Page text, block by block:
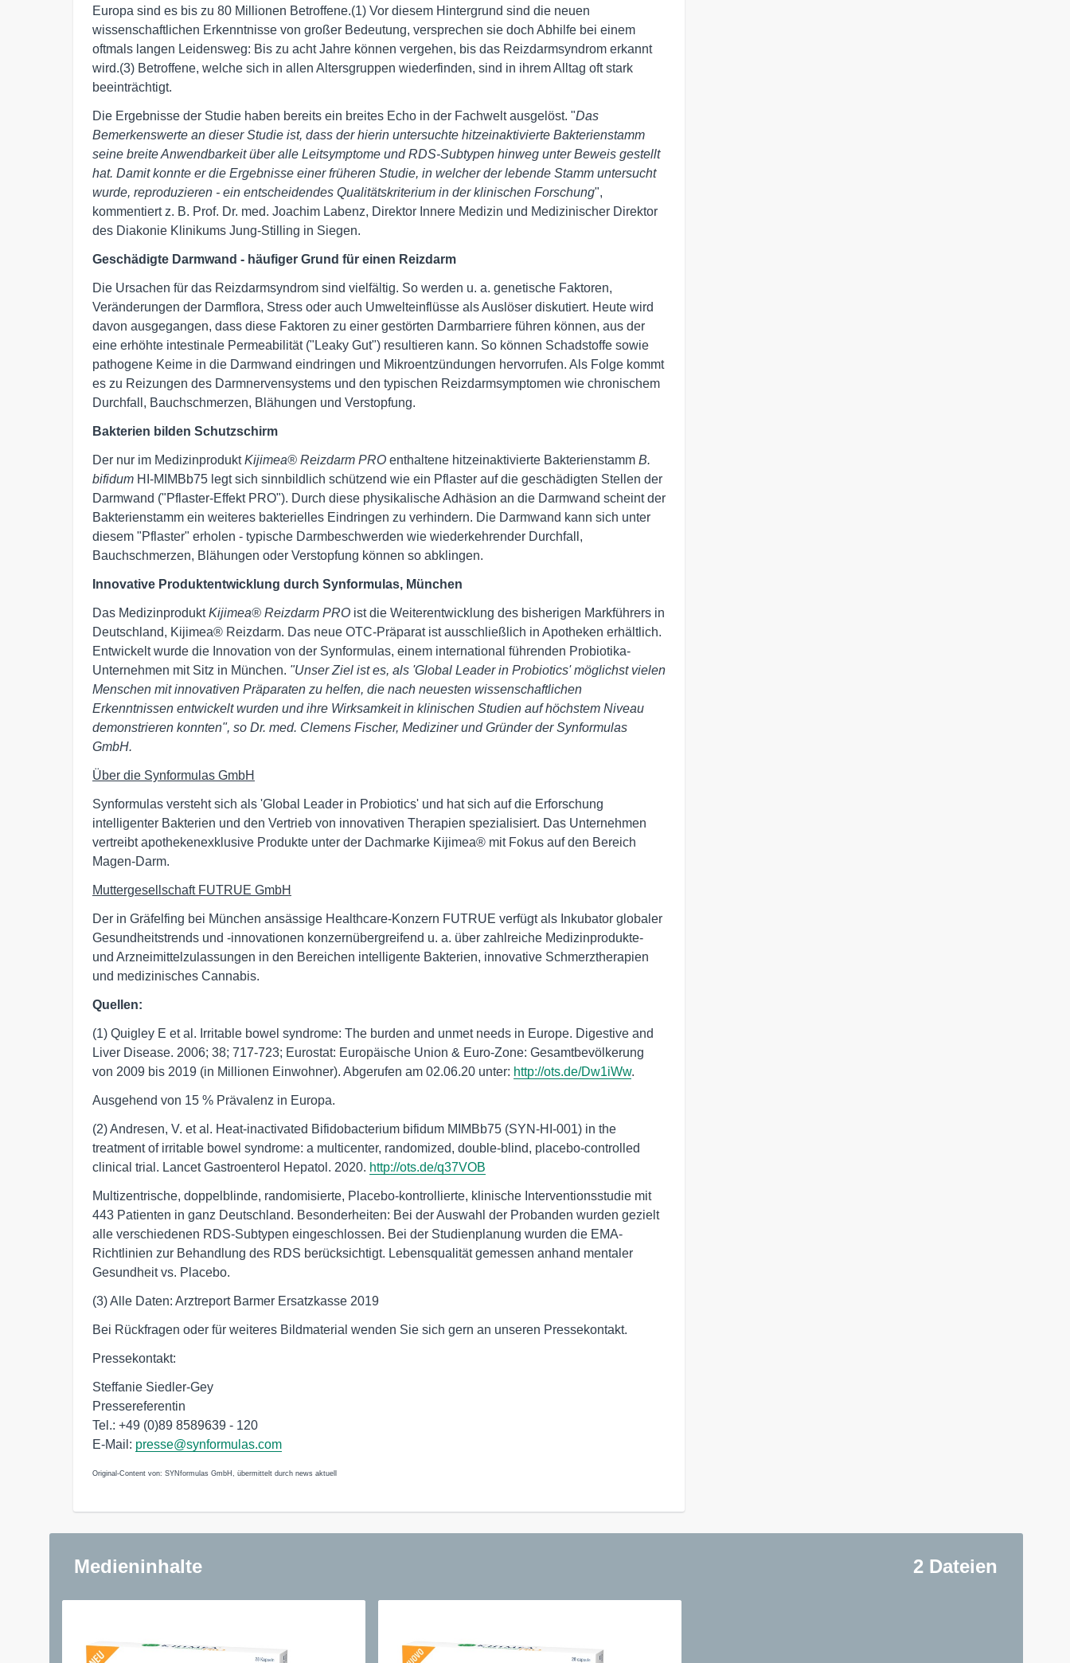
Europa sind es bis zu 80 Millionen Betroffene.(1) Vor diesem Hintergrund sind die neuen
wissenschaftlichen Erkenntnisse von großer Bedeutung, versprechen sie doch Abhilfe bei einem
oftmals langen Leidensweg: Bis zu acht Jahre können vergehen, bis das Reizdarmsyndrom erkannt
wird.(3) Betroffene, welche sich in allen Altersgruppen wiederfinden, sind in ihrem Alltag oft stark
beeinträchtigt.
Die Ergebnisse der Studie haben bereits ein breites Echo in der Fachwelt ausgelöst. "Das
Bemerkenswerte an dieser Studie ist, dass der hierin untersuchte hitzeinaktivierte Bakterienstamm
seine breite Anwendbarkeit über alle Leitsymptome und RDS-Subtypen hinweg unter Beweis gestellt
hat. Damit konnte er die Ergebnisse einer früheren Studie, in welcher der lebende Stamm untersucht
wurde, reproduzieren - ein entscheidendes Qualitätskriterium in der klinischen Forschung",
kommentiert z. B. Prof. Dr. med. Joachim Labenz, Direktor Innere Medizin und Medizinischer Direktor
des Diakonie Klinikums Jung-Stilling in Siegen.
Geschädigte Darmwand - häufiger Grund für einen Reizdarm
Die Ursachen für das Reizdarmsyndrom sind vielfältig. So werden u. a. genetische Faktoren,
Veränderungen der Darmflora, Stress oder auch Umwelteinflüsse als Auslöser diskutiert. Heute wird
davon ausgegangen, dass diese Faktoren zu einer gestörten Darmbarriere führen können, aus der
eine erhöhte intestinale Permeabilität ("Leaky Gut") resultieren kann. So können Schadstoffe sowie
pathogene Keime in die Darmwand eindringen und Mikroentzündungen hervorrufen. Als Folge kommt
es zu Reizungen des Darmnervensystems und den typischen Reizdarmsymptomen wie chronischem
Durchfall, Bauchschmerzen, Blähungen und Verstopfung.
Bakterien bilden Schutzschirm
Der nur im MedizinproduktKijimea® Reizdarm PRO enthaltene hitzeinaktivierte Bakterienstamm B.
bifidum HI-MIMBb75 legt sich sinnbildlich schützend wie ein Pflaster auf die geschädigten Stellen der
Darmwand ("Pflaster-Effekt PRO"). Durch diese physikalische Adhäsion an die Darmwand scheint der
Bakterienstamm ein weiteres bakterielles Eindringen zu verhindern. Die Darmwand kann sich unter
diesem "Pflaster" erholen - typische Darmbeschwerden wie wiederkehrender Durchfall,
Bauchschmerzen, Blähungen oder Verstopfung können so abklingen.
Innovative Produktentwicklung durch Synformulas, München
Das MedizinproduktKijimea® Reizdarm PRO ist die Weiterentwicklung des bisherigen Markführers in
Deutschland, Kijimea® Reizdarm. Das neue OTC-Präparat ist ausschließlich in Apotheken erhältlich.
Entwickelt wurde die Innovation von der Synformulas, einem international führenden Probiotika-
Unternehmen mit Sitz in München. "Unser Ziel ist es, als 'Global Leader in Probiotics' möglichst vielen
Menschen mit innovativen Präparaten zu helfen, die nach neuesten wissenschaftlichen
Erkenntnissen entwickelt wurden und ihre Wirksamkeit in klinischen Studien auf höchstem Niveau
demonstrieren konnten", so Dr. med. Clemens Fischer, Mediziner und Gründer der Synformulas
GmbH.
Über die Synformulas GmbH
Synformulas versteht sich als 'Global Leader in Probiotics' und hat sich auf die Erforschung
intelligenter Bakterien und den Vertrieb von innovativen Therapien spezialisiert. Das Unternehmen
vertreibt apothekenexklusive Produkte unter der Dachmarke Kijimea® mit Fokus auf den Bereich
Magen-Darm.
Muttergesellschaft FUTRUE GmbH
Der in Gräfelfing bei München ansässige Healthcare-Konzern FUTRUE verfügt als Inkubator globaler
Gesundheitstrends und -innovationen konzernübergreifend u. a. über zahlreiche Medizinprodukte-
und Arzneimittelzulassungen in den Bereichen intelligente Bakterien, innovative Schmerztherapien
und medizinisches Cannabis.
Quellen:
(1) Quigley E et al. Irritable bowel syndrome: The burden and unmet needs in Europe. Digestive and
Liver Disease. 2006; 38; 717-723; Eurostat: Europäische Union & Euro-Zone: Gesamtbevölkerung
von 2009 bis 2019 (in Millionen Einwohner). Abgerufen am 02.06.20 unter: http://ots.de/Dw1iWw.
Ausgehend von 15 % Prävalenz in Europa.
(2) Andresen, V. et al. Heat-inactivated Bifidobacterium bifidum MIMBb75 (SYN-HI-001) in the
treatment of irritable bowel syndrome: a multicenter, randomized, double-blind, placebo-controlled
clinical trial. Lancet Gastroenterol Hepatol. 2020. http://ots.de/q37VOB
Multizentrische, doppelblinde, randomisierte, Placebo-kontrollierte, klinische Interventionsstudie mit
443 Patienten in ganz Deutschland. Besonderheiten: Bei der Auswahl der Probanden wurden gezielt
alle verschiedenen RDS-Subtypen eingeschlossen. Bei der Studienplanung wurden die EMA-
Richtlinien zur Behandlung des RDS berücksichtigt. Lebensqualität gemessen anhand mentaler
Gesundheit vs. Placebo.
(3) Alle Daten: Arztreport Barmer Ersatzkasse 2019
Bei Rückfragen oder für weiteres Bildmaterial wenden Sie sich gern an unseren Pressekontakt.
Pressekontakt:
Steffanie Siedler-Gey
Pressereferentin
Tel.: +49 (0)89 8589639 - 120
E-Mail: presse@synformulas.com
Original-Content von: SYNformulas GmbH, übermittelt durch news aktuell
Medieninhalte 2 Dateien